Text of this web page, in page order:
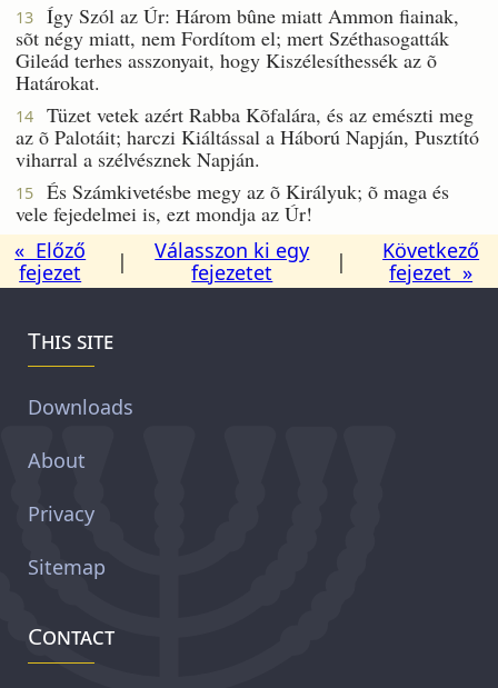
13
Így Szól az Úr: Három bûne miatt Ammon fiainak,
sõt négy miatt, nem Fordítom el; mert Széthasogatták
Gileád terhes asszonyait, hogy Kiszélesíthessék az õ
Határokat.
14
Tüzet vetek azért Rabba Kõfalára, és az emészti meg
az õ Palotáit; harczi Kiáltással a Háború Napján, Pusztító
viharral a szélvésznek Napján.
15
És Számkivetésbe megy az õ Királyuk; õ maga és
vele fejedelmei is, ezt mondja az Úr!
« Előző
fejezet
|
Válasszon ki egy
fejezetet
|
Következő
fejezet »
This site
Downloads
About
Privacy
Sitemap
Contact